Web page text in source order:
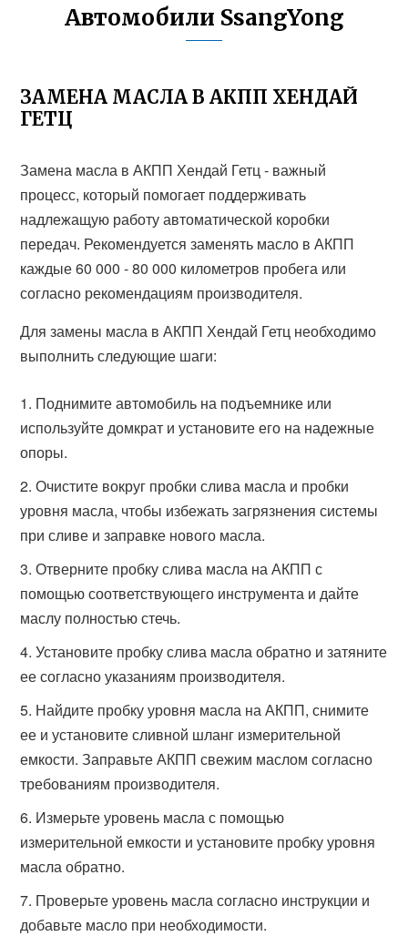
Автомобили SsangYong
ЗАМЕНА МАСЛА В АКПП ХЕНДАЙ
ГЕТЦ
Замена масла в АКПП Хендай Гетц - важный
процесс, который помогает поддерживать
надлежащую работу автоматической коробки
передач. Рекомендуется заменять масло в АКПП
каждые 60 000 - 80 000 километров пробега или
согласно рекомендациям производителя.
Для замены масла в АКПП Хендай Гетц необходимо
выполнить следующие шаги:
Поднимите автомобиль на подъемнике или
используйте домкрат и установите его на надежные
опоры.
Очистите вокруг пробки слива масла и пробки
уровня масла, чтобы избежать загрязнения системы
при сливе и заправке нового масла.
Отверните пробку слива масла на АКПП с
помощью соответствующего инструмента и дайте
маслу полностью стечь.
Установите пробку слива масла обратно и затяните
ее согласно указаниям производителя.
Найдите пробку уровня масла на АКПП, снимите
ее и установите сливной шланг измерительной
емкости. Заправьте АКПП свежим маслом согласно
требованиям производителя.
Измерьте уровень масла с помощью
измерительной емкости и установите пробку уровня
масла обратно.
Проверьте уровень масла согласно инструкции и
добавьте масло при необходимости.